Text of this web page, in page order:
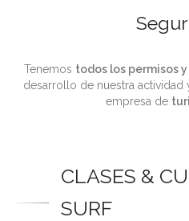
Tenemos todos los permisos
desarrollo de nuestra
empresa de
CLASES &
SURF